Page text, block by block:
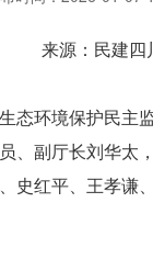
来源：民建四
态环境保护民
、副厅长刘华
史红平、王孝